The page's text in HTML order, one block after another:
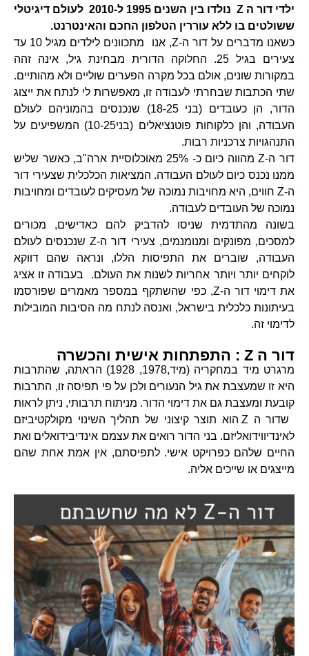
ילדי דור ה Z נולדו בין השנים 1995 ל-2010 לעולם דיגיטלי
ששולטים בו ללא עוררין הטלפון החכם והאינטרנט.
כשאנו מדברים על דור ה-Z, אנו מתכוונים לילדים מגיל 10 עד
צעירים בגיל 25. החלוקה הדורית מבחינת גיל, אינה זהה
במקורות שונים, אולם בכל מקרה הפערים שוליים ולא מהותיים.
שתי הכתבות שבחרתי לעבודה זו, מאפשרות לי לנתח את ייצוג
הדור, הן כעובדים (בני 18-25) שנכנסים בהמוניהם לעולם
העבודה, והן כלקוחות פוטנציאלים (בני10-25) המשפיעים על
התנהגויות צרכניות רבות.
דור ה-Z מהווה כיום כ- 25% מאוכלוסיית ארה"ב, כאשר שליש
ממנו נכנס כיום לעולם העבודה. המציאות הכלכלית שצעירי דור
ה-Z חווים, היא מחויבות נמוכה של מעסיקים לעובדים ומחויבות
נמוכה של העובדים לעבודה.
בשונה מהתדמית שניסו להדביק להם כאדישים, מכורים
למסכים, מפונקים ומנומנמים, צעירי דור ה-Z שנכנסים לעולם
העבודה, שוברים את התפיסות הללו, ונראה שהם דווקא
לוקחים יותר ויותר אחריות לשנות את העולם. בעבודה זו אציג
את דימוי דור ה-Z, כפי שהשתקף במספר מאמרים שפורסמו
בעיתונות כלכלית בישראל, ואנסה לנתח מה הסיבות המובילות
לדימוי זה.
דור ה Z : התפתחות אישית והכשרה
מרגרט מיד במחקריה (מיד,1978, 1928) הראתה, שהתרבות
היא זו שמעצבת את גיל הנעורים ולכן על פי תפיסה זו, התרבות
קובעת ומעצבת גם את דימוי הדור. מניתוח תרבותי, ניתן לראות
שדור ה Z הוא תוצר קיצוני של תהליך השינוי מקולקטיביזם
לאינדיווידואליזם. בני הדור רואים את עצמם אינדיבידואלים ואת
החיים שלהם כפרויקט אישי. לתפיסתם, אין אמת אחת שהם
מייצגים או שייכים אליה.